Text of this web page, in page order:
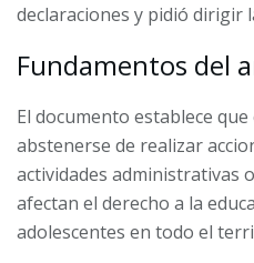
declaraciones y pidió dirigir
Fundamentos del
El documento establece
abstenerse de realizar
actividades administrativas
afectan el derecho a la
adolescentes en todo el